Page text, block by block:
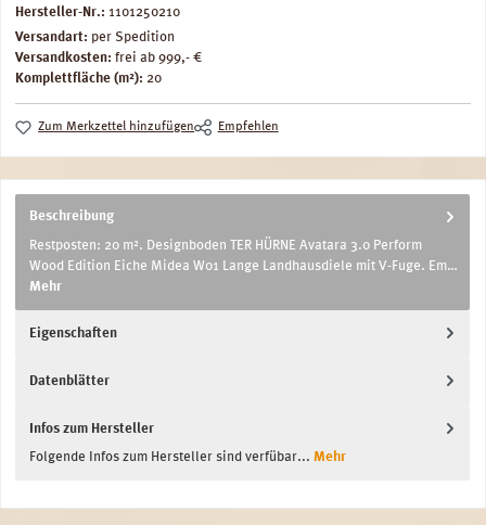
Hersteller-Nr.: 1101250210
Versandart: per Spedition
Versandkosten: frei ab 999,- €
Komplettfläche (m²): 20
Zum Merkzettel hinzufügen Empfehlen
Beschreibung
Restposten: 20 m². Designboden TER HÜRNE Avatara 3.0 Perform
Wood Edition Eiche Midea W01 Lange Landhausdiele mit V-Fuge. Em…
Mehr
Eigenschaften
Datenblätter
Infos zum Hersteller
Folgende Infos zum Hersteller sind verfübar... Mehr